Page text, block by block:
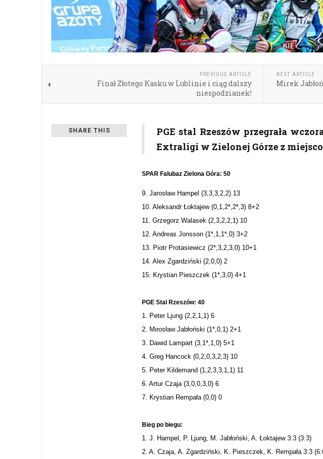
PREVIOUS ARTICLE
Finał Złotego Kasku w Lublinie i ciąg dalszy
niespodzianek!
NEXT ARTICLE
Mirek
SHARE THIS
PGE stal Rzeszów przegrała
Extraligi w Zielonej Górze z
SPAR Falubaz Zielona Góra: 50
9. Jarosław Hampel (3,3,3,2,2) 13
10. Aleksandr Łoktajew (0,1,2*,2*,3) 8+2
11. Grzegorz Walasek (2,3,2,2,1) 10
12. Andreas Jonsson (1*,1,1*,0) 3+2
13. Piotr Protasiewicz (2*,3,2,3,0) 10+1
14. Alex Zgardziński (2,0,0) 2
15. Krystian Pieszczek (1*,3,0) 4+1
PGE Stal Rzeszów: 40
1. Peter Ljung (2,2,1,1) 6
2. Mirosław Jabłoński (1*,0,1) 2+1
3. Dawid Lampart (3,1*,1,0) 5+1
4. Greg Hancock (0,2,0,3,2,3) 10
5. Peter Kildemand (1,2,3,3,1,1) 11
6. Artur Czaja (3,0,0,3,0) 6
7. Krystian Rempała (0,0) 0
Bieg po biegu:
1. J. Hampel, P. Ljung, M. Jabłoński, A. Łoktajew 3:3 (3:3)
2. A. Czaja, A. Zgardziński, K. Pieszczek, K. Rempała 3:3